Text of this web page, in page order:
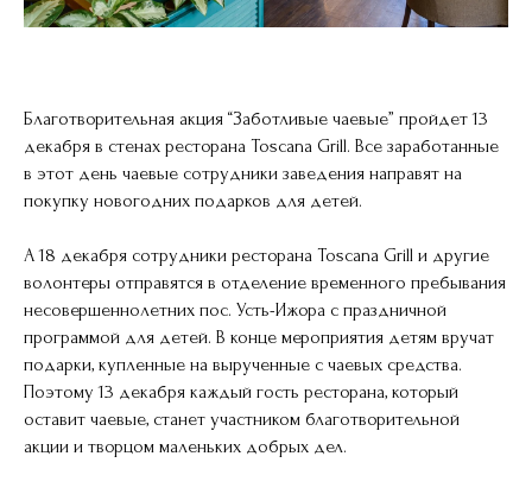
Благотворительная акция “Заботливые чаевые” пройдет 13
декабря в стенах ресторана Toscana Grill. Все заработанные
в этот день чаевые сотрудники заведения направят на
покупку новогодних подарков для детей.
А 18 декабря сотрудники ресторана Toscana Grill и другие
волонтеры отправятся в отделение временного пребывания
несовершеннолетних пос. Усть-Ижора с праздничной
программой для детей. В конце мероприятия детям вручат
подарки, купленные на вырученные с чаевых средства.
Поэтому 13 декабря каждый гость ресторана, который
оставит чаевые, станет участником благотворительной
акции и творцом маленьких добрых дел.